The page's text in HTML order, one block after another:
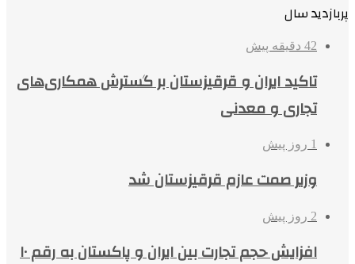
پربازدید سال
42 دقیقه پیش
تاکید ایران و قرقیزستان بر گسترش همکاری‌های
تجاری و معدنی
1 روز پیش
وزیر صمت عازم قرقیزستان شد
2 روز پیش
افزایش حجم تجارت بین ایران و پاکستان به رقم ۱۰